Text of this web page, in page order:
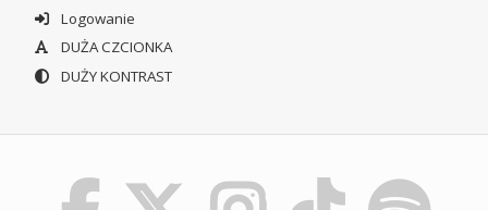
Logowanie
DUŻA CZCIONKA
DUŻY KONTRAST